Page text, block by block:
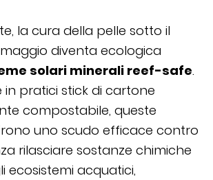
la cura della pelle sotto il
diventa ecologica
solari minerali reef-safe.
pratici stick di cartone
compostabile, queste
uno scudo efficace contro
rilasciare sostanze chimiche
ecosistemi acquatici,